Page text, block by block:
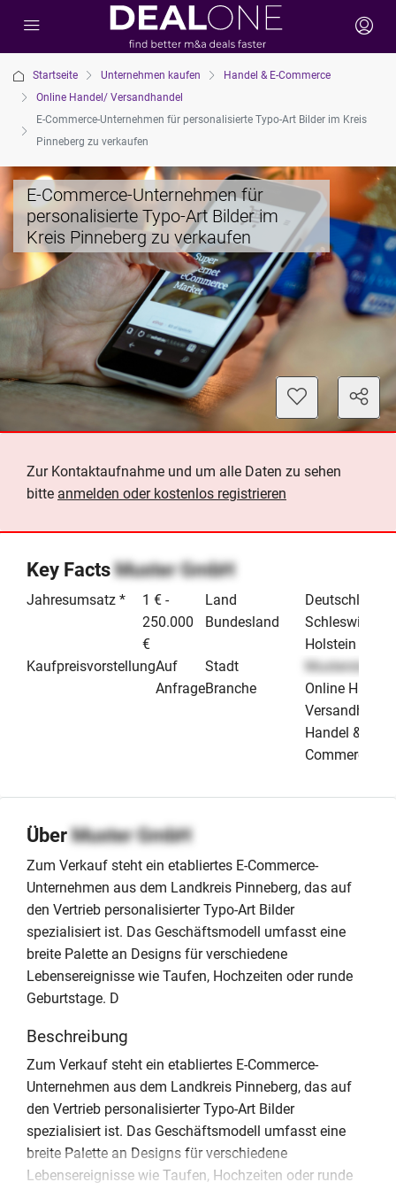
Startseite Unternehmen kaufen
Handel & E-Commerce
Online Handel/ Versandhandel
E-Commerce-Unternehmen für personalisierte Typo-Art Bilder im Kreis
Pinneberg zu verkaufen
E-Commerce-Unternehmen für
personalisierte Typo-Art Bilder im
Kreis Pinneberg zu verkaufen
Zur Kontaktaufnahme und um alle Daten zu sehen
bitte anmelden oder kostenlos registrieren
Key FactsMuster GmbH
Jahresumsatz *
1 € -
250.000
€
KaufpreisvorstellungAuf
Anfrage
Land
Deutschland
Bundesland
Schleswig-
Holstein
Stadt
Musterstadt
Branche
Online
Handel & E-
Commerce
ÜberMuster GmbH
Zum Verkauf steht ein etabliertes E-Commerce-
Unternehmen aus dem Landkreis Pinneberg, das auf
den Vertrieb personalisierter Typo-Art Bilder
spezialisiert ist. Das Geschäftsmodell umfasst eine
breite Palette an Designs für verschiedene
Lebensereignisse wie Taufen, Hochzeiten oder runde
Geburtstage. D
Beschreibung
Zum Verkauf steht ein etabliertes E-Commerce-
Unternehmen aus dem Landkreis Pinneberg, das auf
den Vertrieb personalisierter Typo-Art Bilder
spezialisiert ist. Das Geschäftsmodell umfasst eine
breite Palette an Designs für verschiedene
Lebensereignisse wie Taufen, Hochzeiten oder runde